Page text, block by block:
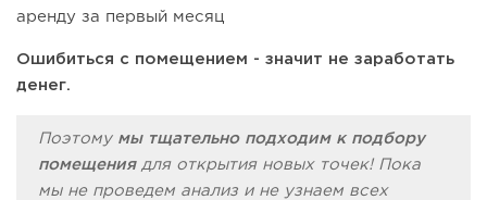
аренду за первый месяц
Ошибиться с помещением - значит не заработать
денег.
Поэтому мы тщательно подходим к подбору
помещениядля открытия новых точек! Пока
мы не проведем анализ и не узнаем всех